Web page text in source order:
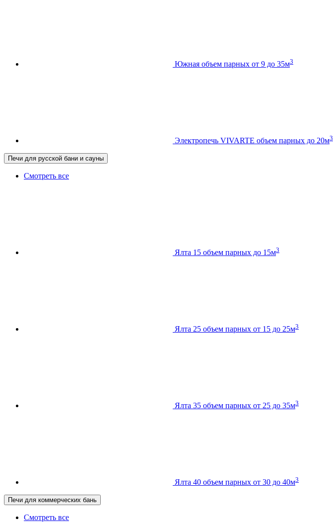
Южная объем парных от 9 до 35м3
Электропечь VIVARTE объем парных до 20м3
Печи для русской бани и сауны
Смотреть все
Ялта 15 объем парных до 15м3
Ялта 25 объем парных от 15 до 25м3
Ялта 35 объем парных от 25 до 35м3
Ялта 40 объем парных от 30 до 40м3
Печи для коммерческих бань
Смотреть все